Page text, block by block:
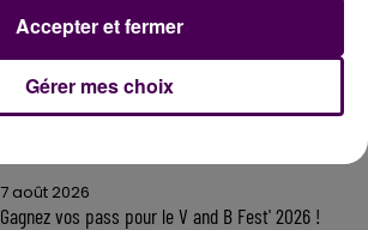
7 août 2026
Gagnez vos pass pour le V and B Fest' 2026 !
Gérer mes choix
Accepter et fermer